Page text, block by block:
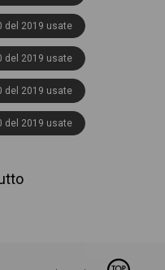
del 2019 usate
del 2019 usate
del 2019 usate
del 2019 usate